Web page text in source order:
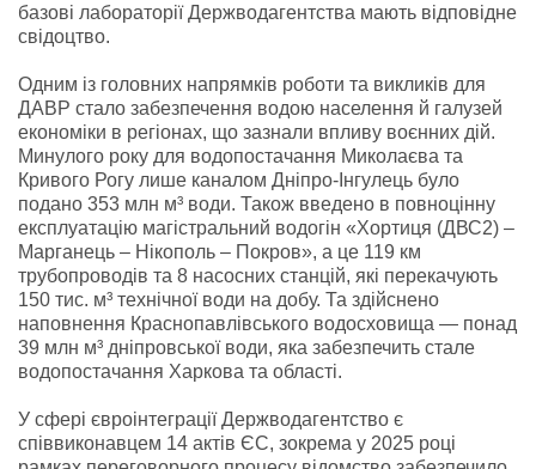
базові лабораторії Держводагентства мають відповідне
свідоцтво.
Одним із головних напрямків роботи та викликів для
ДАВР стало забезпечення водою населення й галузей
економіки в регіонах, що зазнали впливу воєнних дій.
Минулого року для водопостачання Миколаєва та
Кривого Рогу лише каналом Дніпро-Інгулець було
подано 353 млн м³ води. Також введено в повноцінну
експлуатацію магістральний водогін «Хортиця (ДВС2) –
Марганець – Нікополь – Покров», а це 119 км
трубопроводів та 8 насосних станцій, які перекачують
150 тис. м³ технічної води на добу. Та здійснено
наповнення Краснопавлівського водосховища — понад
39 млн м³ дніпровської води, яка забезпечить стале
водопостачання Харкова та області.
У сфері євроінтеграції Держводагентство є
співвиконавцем 14 актів ЄС, зокрема у 2025 році